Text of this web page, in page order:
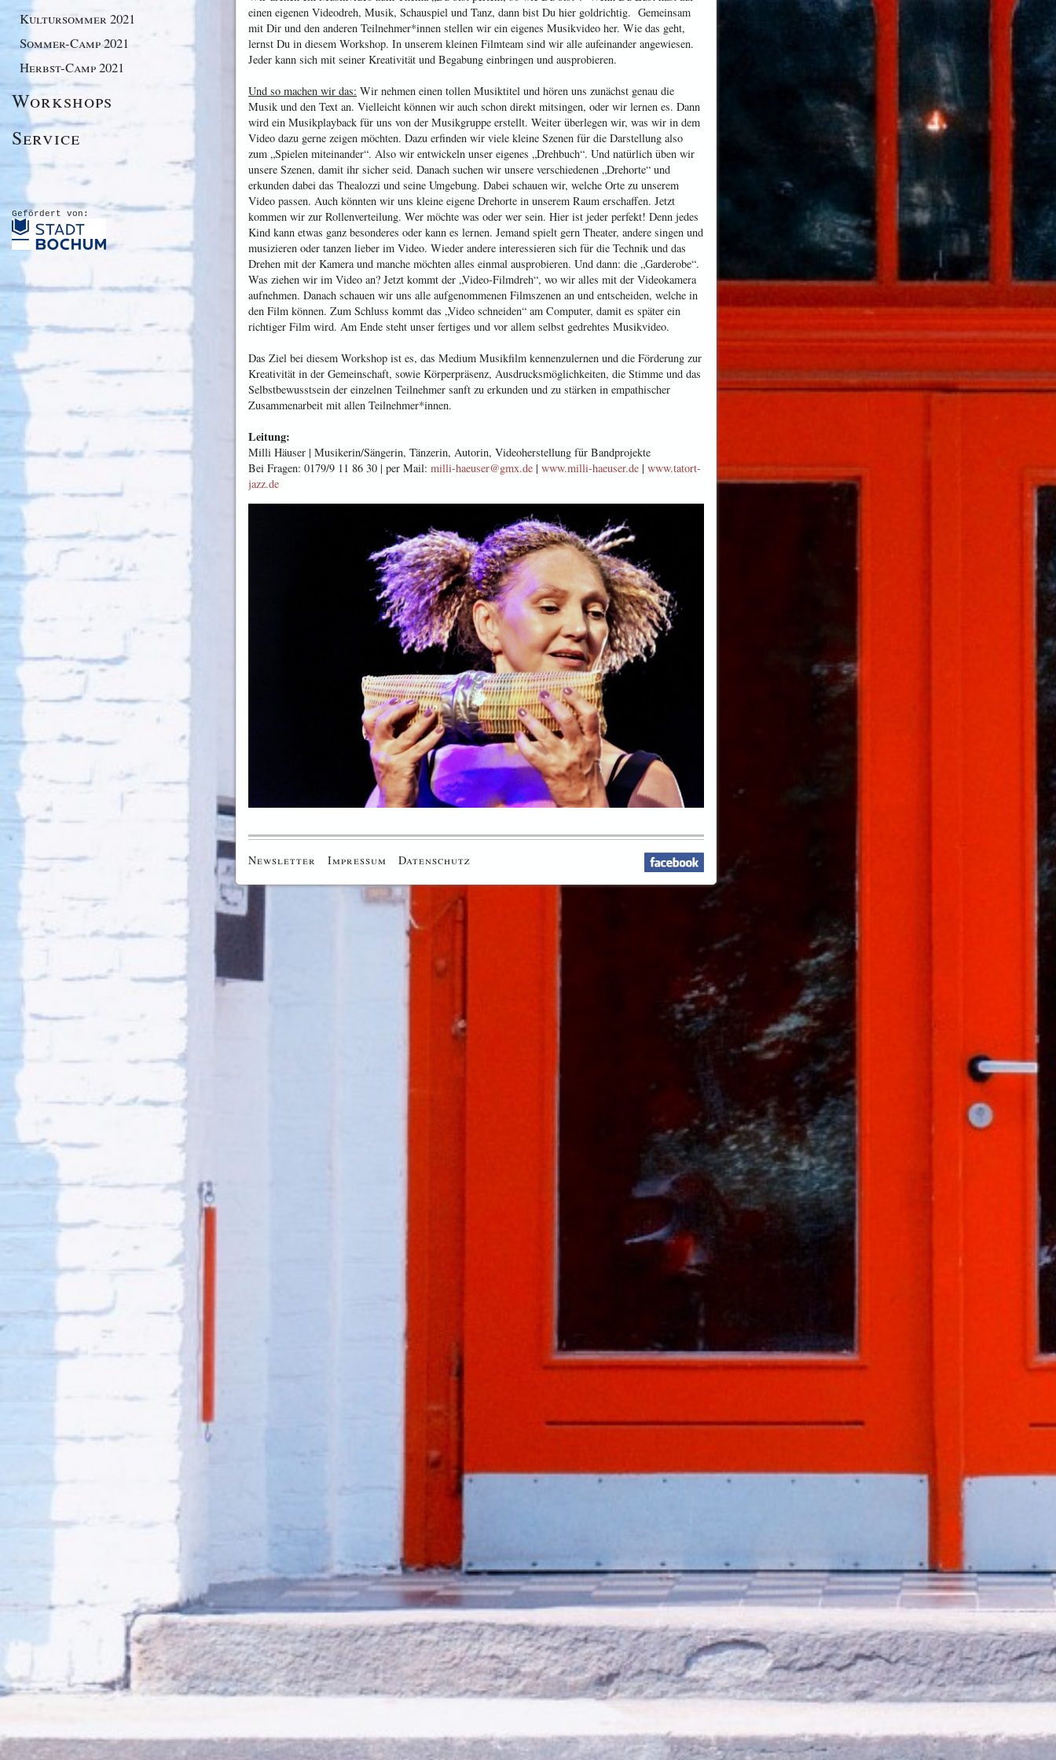
einen eigenen Videodreh, Musik, Schauspiel und Tanz, dann bist Du hier goldrichtig. Gemeinsam
mit Dir und den anderen Teilnehmer*innen stellen wir ein eigenes Musikvideo her. Wie das geht,
lernst Du in diesem Workshop. In unserem kleinen Filmteam sind wir alle aufeinander angewiesen.
Jeder kann sich mit seiner Kreativität und Begabung einbringen und ausprobieren.
Und so machen wir das: Wir nehmen einen tollen Musiktitel und hören uns zunächst genau die
Musik und den Text an. Vielleicht können wir auch schon direkt mitsingen, oder wir lernen es. Dann
wird ein Musikplayback für uns von der Musikgruppe erstellt. Weiter überlegen wir, was wir in dem
Video dazu gerne zeigen möchten. Dazu erfinden wir viele kleine Szenen für die Darstellung also
zum „Spielen miteinander“. Also wir entwickeln unser eigenes „Drehbuch“. Und natürlich üben wir
unsere Szenen, damit ihr sicher seid. Danach suchen wir unsere verschiedenen „Drehorte“ und
erkunden dabei das Thealozzi und seine Umgebung. Dabei schauen wir, welche Orte zu unserem
Video passen. Auch könnten wir uns kleine eigene Drehorte in unserem Raum erschaffen. Jetzt
kommen wir zur Rollenverteilung. Wer möchte was oder wer sein. Hier ist jeder perfekt! Denn jedes
Kind kann etwas ganz besonderes oder kann es lernen. Jemand spielt gern Theater, andere singen und
musizieren oder tanzen lieber im Video. Wieder andere interessieren sich für die Technik und das
Drehen mit der Kamera und manche möchten alles einmal ausprobieren. Und dann: die „Garderobe“.
Was ziehen wir im Video an? Jetzt kommt der „Video-Filmdreh“, wo wir alles mit der Videokamera
aufnehmen. Danach schauen wir uns alle aufgenommenen Filmszenen an und entscheiden, welche in
den Film können. Zum Schluss kommt das „Video schneiden“ am Computer, damit es später ein
richtiger Film wird. Am Ende steht unser fertiges und vor allem selbst gedrehtes Musikvideo.
Das Ziel bei diesem Workshop ist es, das Medium Musikfilm kennenzulernen und die Förderung zur
Kreativität in der Gemeinschaft, sowie Körperpräsenz, Ausdrucksmöglichkeiten, die Stimme und das
Selbstbewusstsein der einzelnen Teilnehmer sanft zu erkunden und zu stärken in empathischer
Zusammenarbeit mit allen Teilnehmer*innen.
Leitung:
Milli Häuser | Musikerin/Sängerin, Tänzerin, Autorin, Videoherstellung für Bandprojekte
Bei Fragen: 0179/9 11 86 30 | per Mail: milli-haeuser@gmx.de | www.milli-haeuser.de | www.tatort-
jazz.de
Newsletter Impressum Datenschutz
Kultursommer 2021
Sommer-Camp 2021
Herbst-Camp 2021
Workshops
Service
Gefördert von: